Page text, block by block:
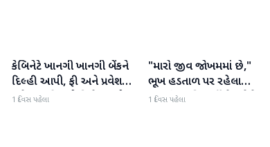
રાષ્ટ્રીય
કેબિનેટે ખાનગી ખાનગી બેંકને
દિલ્હી આપી, ફી અને પ્રવેશ
માટે નવા નિયમો વિશે જાણો
1 દિવસ પહેલા
રાષ્ટ્રીય
"મારો જીવ જોખમમાં છે,"
ભૂખ હડતાળ પર રહેલા
ઝારખંડના વિદ્યાર્થી નેતા દેવેન્દ્ર
1 દિવસ પહેલા